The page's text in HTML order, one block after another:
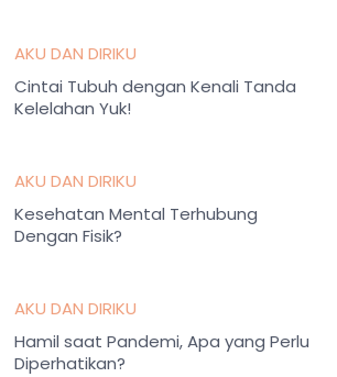
AKU DAN DIRIKU
Cintai Tubuh dengan Kenali Tanda
Kelelahan Yuk!
AKU DAN DIRIKU
Kesehatan Mental Terhubung
Dengan Fisik?
AKU DAN DIRIKU
Hamil saat Pandemi, Apa yang Perlu
Diperhatikan?